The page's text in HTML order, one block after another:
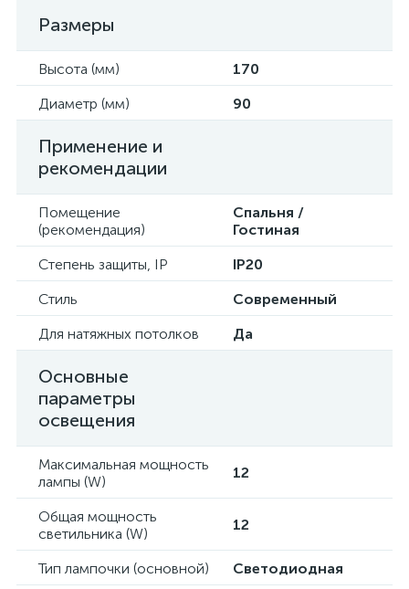
Размеры
Высота (мм)
170
Диаметр (мм)
90
Применение и
рекомендации
Помещение
(рекомендация)
Спальня /
Гостиная
Степень защиты, IP
IP20
Стиль
Современный
Для натяжных потолков
Да
Основные
параметры
освещения
Максимальная мощность
лампы (W)
12
Общая мощность
светильника (W)
12
Тип лампочки (основной)
Светодиодная